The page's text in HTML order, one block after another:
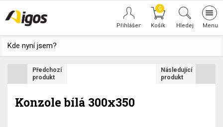
0
Hledej
Kde nyní jsem?
Předchozí
produkt
Následující
produkt
Konzole bílá 300x350